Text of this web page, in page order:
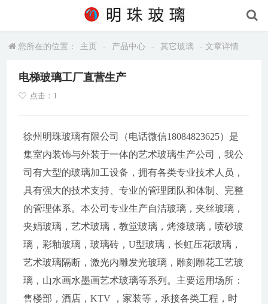
您所在的位置： 主页 - 产品中心 - 其它玻璃 - 文章详情
电梯玻璃工厂直营生产
点击：1
徐州明珠玻璃有限公司（电话微信18084823625）是
集室内装饰与外装于一体的艺术玻璃生产公司，我公
司有大型的玻璃加工设备，拥有各类专业技术人员，
具有强大的技术支持、专业的管理团队和体制、完整
的管理体系。本公司专业生产自洁玻璃，夹丝玻璃，
夹娟玻璃，艺术玻璃，教堂玻璃，烤漆玻璃，喷砂玻
璃，彩釉玻璃，玻璃砖，U型玻璃，长虹压花玻璃，
艺术玻璃隔断，激光内雕发光玻璃，雕刻雕花工艺玻
璃，山水画水墨画艺术玻璃等系列。主要运用场所：
售楼部，酒店，KTV ，家装等，承接各类工程，时